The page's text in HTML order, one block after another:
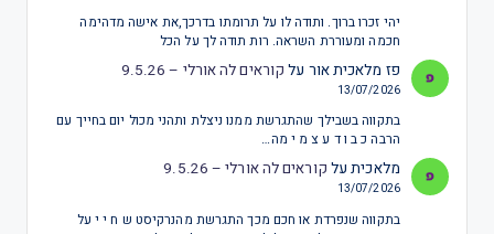
יהי זכרו ברוך. ותודה לו על תרומתו בדרכך,את אישה מדהימה
חכמה ומעוררת השראה. רות תודה לך על הכל
פז מלאכית אור על קוראים לה אורלי – 9.5.26
13/07/2026
בתקווה בשבילך שהתגרשת ממנו ניצלת ותהני מכול יום בחייך עם
הרבה כ ב ו ד ע צ מ י מה…
מלאכיתעל קוראים לה אורלי – 9.5.26
13/07/2026
בתקווה שנפרדת או חכם מכך התגרשת מהנרקיסט ש ח י י על